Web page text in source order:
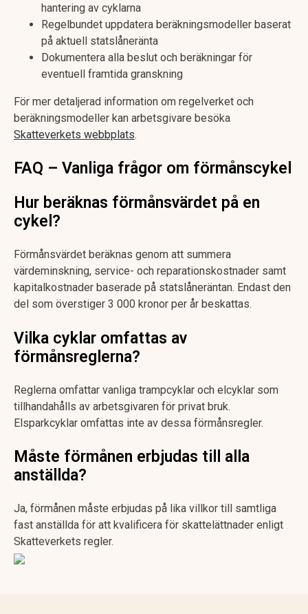
hantering av cyklarna
Regelbundet uppdatera beräkningsmodeller baserat
på aktuell statslåneränta
Dokumentera alla beslut och beräkningar för
eventuell framtida granskning
För mer detaljerad information om regelverket och
beräkningsmodeller kan arbetsgivare besöka
Skatteverkets webbplats.
FAQ – Vanliga frågor om förmånscykel
Hur beräknas förmånsvärdet på en
cykel?
Förmånsvärdet beräknas genom att summera
värdeminskning, service- och reparationskostnader samt
kapitalkostnader baserade på statslåneräntan. Endast den
del som överstiger 3 000 kronor per år beskattas.
Vilka cyklar omfattas av
förmånsreglerna?
Reglerna omfattar vanliga trampcyklar och elcyklar som
tillhandahålls av arbetsgivaren för privat bruk.
Elsparkcyklar omfattas inte av dessa förmånsregler.
Måste förmånen erbjudas till alla
anställda?
Ja, förmånen måste erbjudas på lika villkor till samtliga
fast anställda för att kvalificera för skattelättnader enligt
Skatteverkets regler.